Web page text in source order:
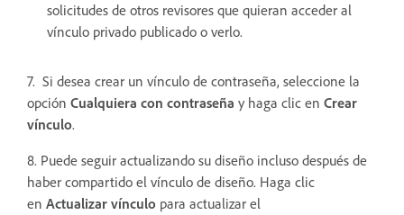
solicitudes de otros revisores que quieran acceder al
vínculo privado publicado o verlo.
7. Si desea crear un vínculo de contraseña, seleccione la
opción Cualquiera con contraseña y haga clic en Crear
vínculo.
8. Puede seguir actualizando su diseño incluso después de
haber compartido el vínculo de diseño. Haga clic
en Actualizar vínculo para actualizar el